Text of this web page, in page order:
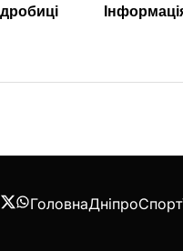
Twitter
WhatsApp
ГоловнаДніпроСпорт